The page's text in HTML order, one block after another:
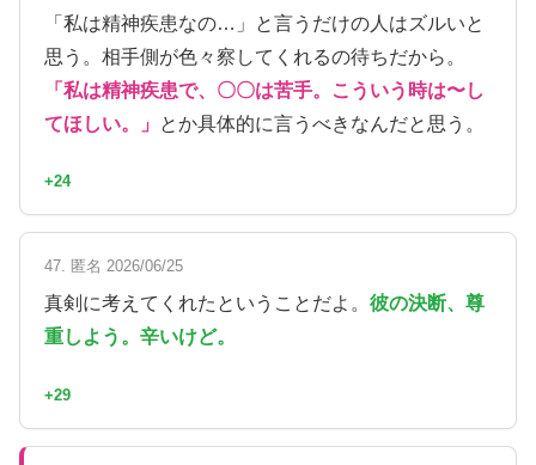
「私は精神疾患なの…」と言うだけの人はズルいと
思う。相手側が色々察してくれるの待ちだから。
「私は精神疾患で、〇〇は苦手。こういう時は〜し
てほしい。」
とか具体的に言うべきなんだと思う。
+24
47. 匿名 2026/06/25
真剣に考えてくれたということだよ。 彼の決断、尊
重しよう。辛いけど。
+29